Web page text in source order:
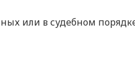
или в судебном